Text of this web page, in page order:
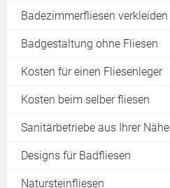
Farbige Fugen
Abriebfeste Fliesen
Fliesen für kleine Bäder
Badfliesen reinigen
Fugen reinigen
Badezimmerfliesen verkleiden
Badgestaltung ohne Fliesen
Kosten für einen Fliesenleger
Kosten beim selber fliesen
Sanitärbetriebe aus Ihrer Nähe
Designs für Badfliesen
Fliesenmuster
Natursteinfliesen